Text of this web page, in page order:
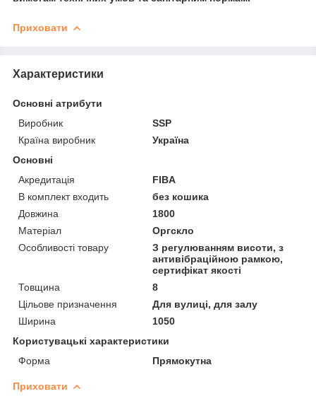
Приховати
Характеристики
Основні атрибути
Виробник
SSP
Країна виробник
Україна
Основні
Акредитація
FIBA
В комплект входить
без кошика
Довжина
1800
Матеріал
Оргскло
Особливості товару
З регулюванням висоти, з
антивібраційною рамкою,
сертифікат якості
Товщина
8
Цільове призначення
Для вулиці, для залу
Ширина
1050
Користувацькі характеристики
Форма
Прямокутна
Приховати